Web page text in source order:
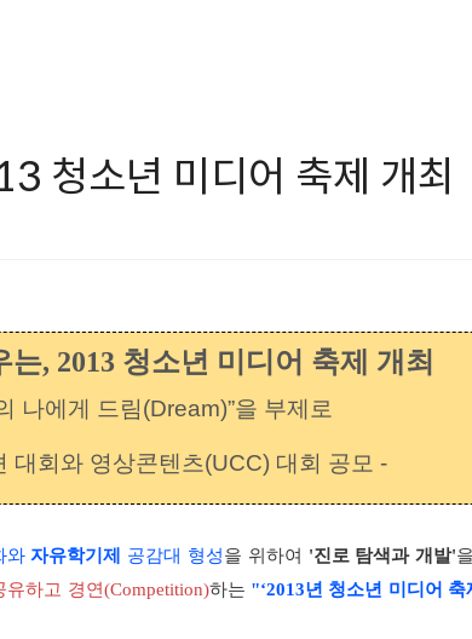
청소년 미디어 축제 개최
는, 2013 청소년 미디어 축제 개최
나에게 드림(Dream)”을 부제로
대회와 영상콘텐츠(UCC) 대회 공모 -
와자유학기제 공감대 형성을 위하여 '진로 탐색과 개발'
하고 경연(Competition)하는 "‘2013년 청소년 미디어 축